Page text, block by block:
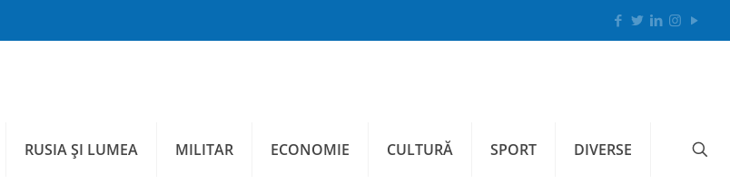
RUSIA ȘI LUMEA MILITAR ECONOMIE CULTURĂ SPORT DIVERSE